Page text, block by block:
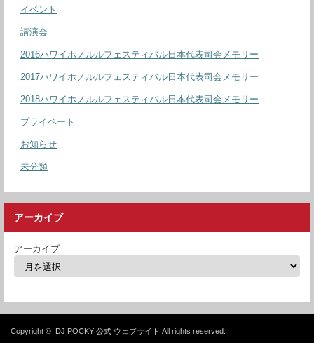
イベント
講演会
2016ハワイホノルルフェスティバル日本代表司会メモリー
2017ハワイホノルルフェスティバル日本代表司会メモリー
2018ハワイホノルルフェスティバル日本代表司会メモリー
プライベート
お知らせ
未分類
アーカイブ
アーカイブ
Copyright © DJ POCKY 公式 ウェブサイト All rights reserved.